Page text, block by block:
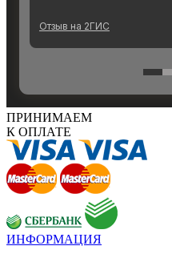
ПРИНИМАЕМ
К ОПЛАТЕ
ИНФОРМАЦИЯ